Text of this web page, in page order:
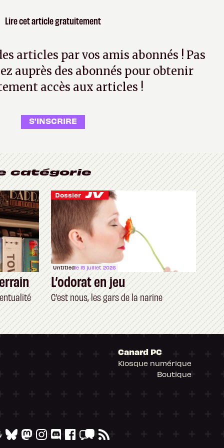
Lire cet article gratuitement
articles par vos amis abonnés ! Pas
auprès des abonnés pour obtenir
accès aux articles !
S'INSCRIRE
catégorie
Dossier
Untitledle 15 juillet 2026
L’odorat en jeu
C’est nous, les gars de la narine
Canard PC
Kiosque numérique
Boutique
la conformité avec les